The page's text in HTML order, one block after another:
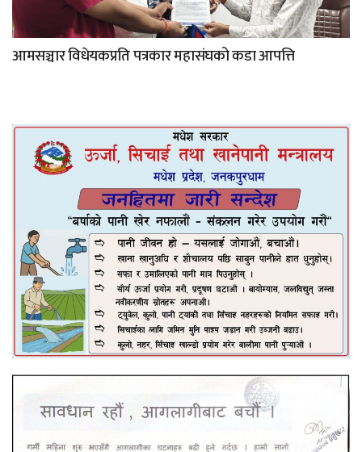
आमसञ्चार विधेयकप्रति पत्रकार महासंघको कडा आपत्ति